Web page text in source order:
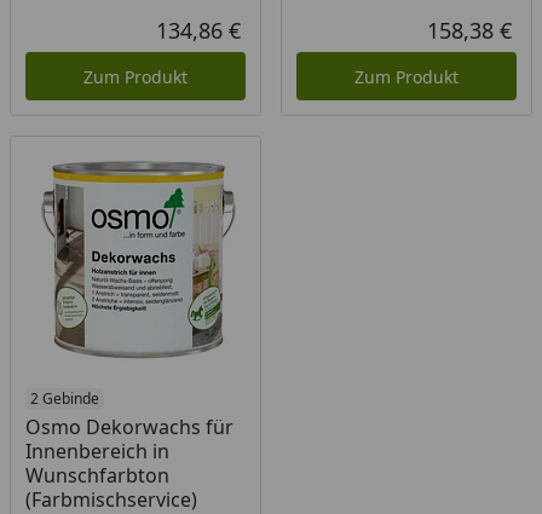
Aktueller Preis
134,86 €
Zum Produkt
158,38 €
Zum Produkt
2 Gebinde
Osmo Dekorwachs für
Innenbereich in
Wunschfarbton
(Farbmischservice)